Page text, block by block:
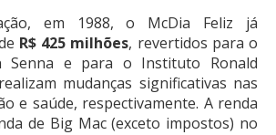
em 1988, o McDia Feliz já
R$ 425 milhões, revertidos para o
Senna e para o Instituto Ronald
mudanças significativas nas
e saúde, respectivamente. A renda
de Big Mac (exceto impostos) no